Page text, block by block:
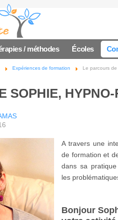
/ méthodes Écoles
Expériences de formation Le parcours
SOPHIE,
A travers une
de formation et
dans sa
les
Bonjour